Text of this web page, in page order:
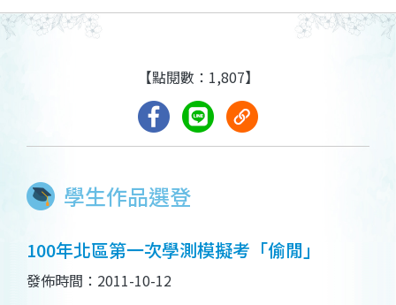
學生作品選登
【點閱數：1,807】
100年北區第一次學測模擬考「偷閒」
發佈時間：2011-10-12